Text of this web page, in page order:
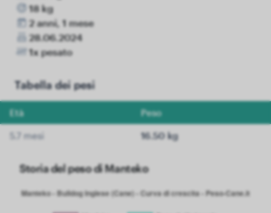
18 kg
2 anni, 1 mese
28.06.2024
1x pesato
Tabella dei pesi
Età Peso
5.7 mesi 16.50 kg
Storia del peso di Manteko